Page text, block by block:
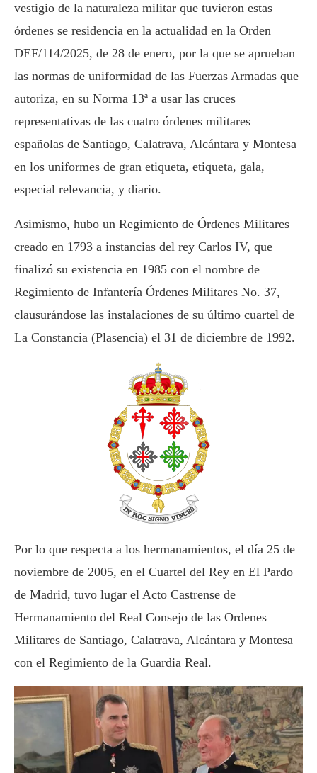
vestigio de la naturaleza militar que tuvieron estas
órdenes se residencia en la actualidad en la Orden
DEF/114/2025, de 28 de enero, por la que se aprueban
las normas de uniformidad de las Fuerzas Armadas que
autoriza, en su Norma 13ª a usar las cruces
representativas de las cuatro órdenes militares
españolas de Santiago, Calatrava, Alcántara y Montesa
en los uniformes de gran etiqueta, etiqueta, gala,
especial relevancia, y diario.
Asimismo, hubo un Regimiento de Órdenes Militares
creado en 1793 a instancias del rey Carlos IV, que
finalizó su existencia en 1985 con el nombre de
Regimiento de Infantería Órdenes Militares No. 37,
clausurándose las instalaciones de su último cuartel de
La Constancia (Plasencia) el 31 de diciembre de 1992.
Por lo que respecta a los hermanamientos, el día 25 de
noviembre de 2005, en el Cuartel del Rey en El Pardo
de Madrid, tuvo lugar el Acto Castrense de
Hermanamiento del Real Consejo de las Ordenes
Militares de Santiago, Calatrava, Alcántara y Montesa
con el Regimiento de la Guardia Real.